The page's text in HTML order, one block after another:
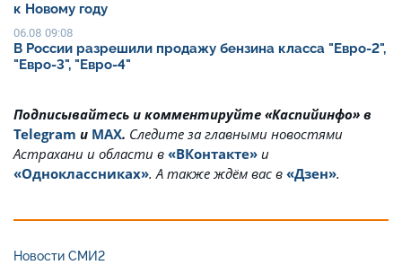
к Новому году
06.08 09:08
В России разрешили продажу бензина класса "Евро-2",
"Евро-3", "Евро-4"
Подписывайтесь и комментируйте «Каспийинфо» в
Telegram и MAX. Cледите за главными новостями
Астрахани и области в «ВКонтакте» и
«Одноклассниках». А также ждём вас в «Дзен».
Новости СМИ2